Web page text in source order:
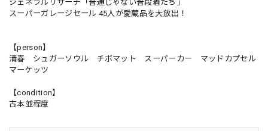
ジェネラルリサーチ「普通じゃない普段着たち」
スーパーガレージセール 45人が愛蔵品を大放出！
【person】
清春 シュガーソウル チボマット スーパーカー マッドカプセル
マーケッツ
【condition】
古本並程度